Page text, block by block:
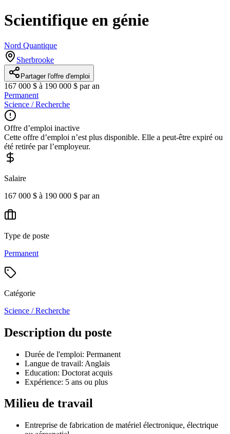
Scientifique en génie
Nord Quantique
Sherbrooke
Partager l'offre d'emploi
167 000 $ à 190 000 $ par an
Permanent
Science / Recherche
Offre d’emploi inactive
Cette offre d’emploi n’est plus disponible. Elle a peut-être expiré ou
été retirée par l’employeur.
Salaire
167 000 $ à 190 000 $ par an
Type de poste
Permanent
Catégorie
Science / Recherche
Description du poste
Durée de l'emploi: Permanent
Langue de travail: Anglais
Education: Doctorat acquis
Expérience: 5 ans ou plus
Milieu de travail
Entreprise de fabrication de matériel électronique, électrique